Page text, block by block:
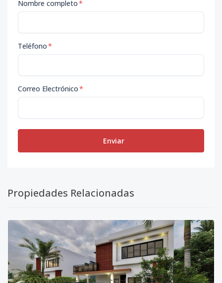
Nombre completo*
Teléfono*
Correo Electrónico*
Enviar
Propiedades Relacionadas